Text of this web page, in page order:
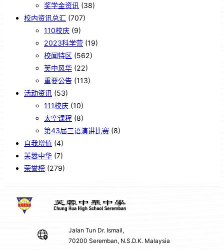
奖学金资讯 (38)
校内资讯总汇 (707)
110校庆 (9)
2023科学营 (19)
校闻特区 (562)
芙中风华 (22)
重要公告 (113)
活动资讯 (53)
111校庆 (10)
太空课程 (8)
第43届三语演讲比赛 (8)
自我增值 (4)
芙蓉中华 (7)
荣誉榜 (279)
Jalan Tun Dr. Ismail,
70200 Seremban, N.S.D.K. Malaysia